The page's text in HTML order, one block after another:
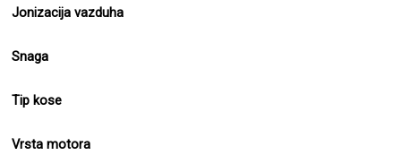
Jonizacija vazduha
Snaga
Tip kose
Vrsta motora